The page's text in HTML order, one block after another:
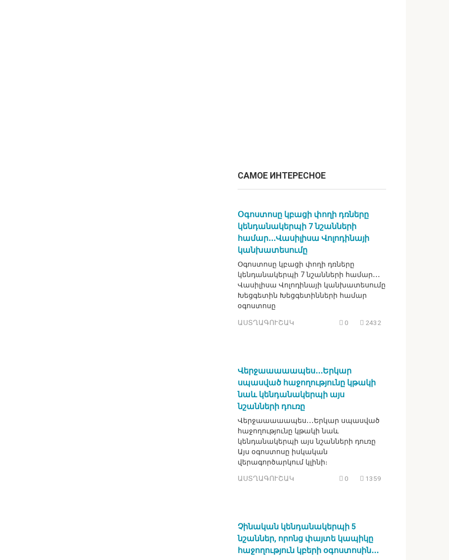
САМОЕ ИНТЕРЕСНОЕ
Օգոստոսը կբացի փողի դռները
կենդանակերպի 7 նշանների
համար․․․Վասիլիսա Վոլոդինայի
կանխատեսումը
Օգոստոսը կբացի փողի դռները
կենդանակերպի 7 նշանների համար․․․
Վասիլիսա Վոլոդինայի կանխատեսումը
Խեցգետին Խեցգետինների համար
օգոստոսը
ԱՍՏՂԱԳՈՒՇԱԿ 0 2432
Վերջաաաաապես․․․Երկար
սպասված հաջողությունը կթակի
նաև կենդանակերպի այս
նշանների դուռը
Վերջաաաաապես․․․Երկար սպասված
հաջողությունը կթակի նաև
կենդանակերպի այս նշանների դուռը
Այս օգոստոսը իսկական
վերագործարկում կլինի։
ԱՍՏՂԱԳՈՒՇԱԿ 0 1359
Չինական կենդանակերպի 5
նշաններ, որոնց փայտե կապիկը
հաջողություն կբերի օգոստոսին․․․